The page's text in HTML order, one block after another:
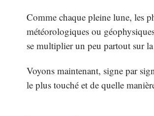
Comme chaque pleine lune, les
météorologiques ou
se multiplier un peu partout sur
Voyons maintenant, signe par
le plus touché et de quelle